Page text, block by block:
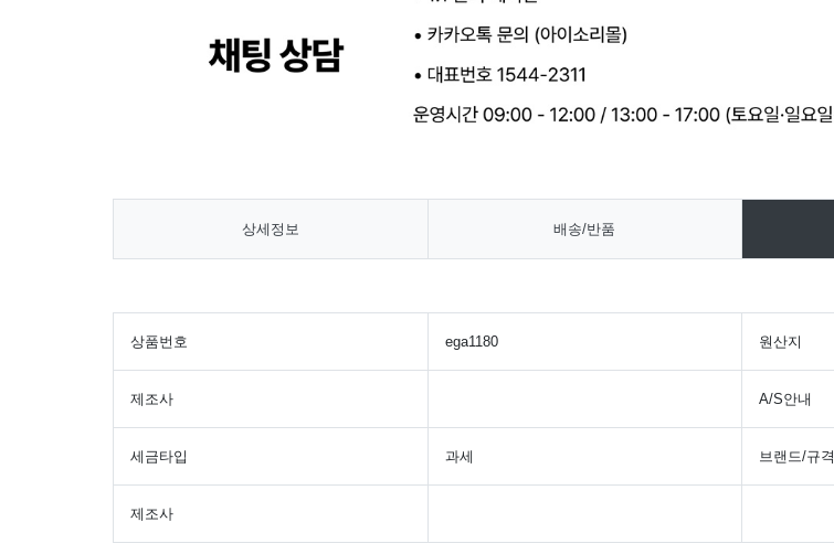
상세정보 배송/반품
상품번호 ega1180 원산지
제조사 A/S안내
세금타입 과세 브랜드/규격
제조사